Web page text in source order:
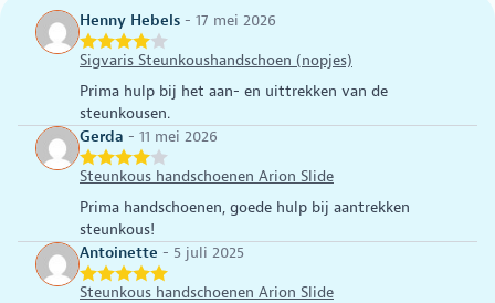
heeft
meerdere
variaties.
kan
gekozen
worden
productpagina
heeft
variaties.
optie
kan
worden
op
de
Henny Hebels - 17 mei 2026
Sigvaris Steunkoushandschoen (nopjes)
Prima hulp bij het aan- en uittrekken van de
steunkousen.
Gerda - 11 mei 2026
Steunkous handschoenen Arion Slide
Prima handschoenen, goede hulp bij aantrekken
steunkous!
Antoinette - 5 juli 2025
Steunkous handschoenen Arion Slide